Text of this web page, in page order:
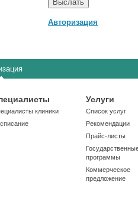
Авторизация
клиники
Услуги
Список услуг
Рекомендации
Прайс-листы
программы
Коммерческое
предложение